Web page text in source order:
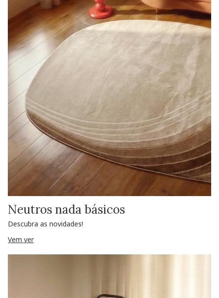
Neutros nada básicos
Descubra as novidades!
Vem ver